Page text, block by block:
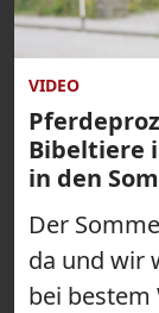
VIDEO
Bibeltiere
in den
Der
da und wir
bei